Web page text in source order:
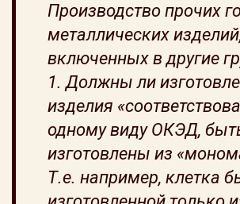
Производство прочих
металлических
включенных в другие
1. Должны ли
изделия
одному виду ОКЭД,
изготовлены из
Т.е. например, клетка